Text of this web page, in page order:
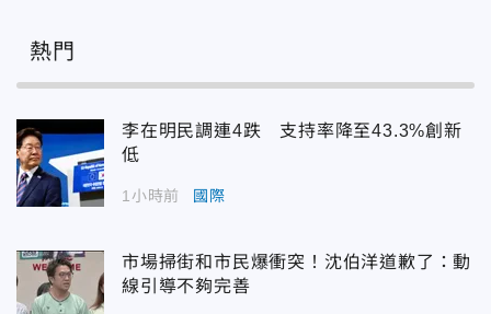
熱門
李在明民調連4跌 支持率降至43.3%創新
低
1小時前 國際
市場掃街和市民爆衝突！沈伯洋道歉了：動
線引導不夠完善